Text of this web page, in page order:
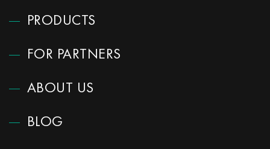
PRODUCTS
FOR PARTNERS
ABOUT US
BLOG